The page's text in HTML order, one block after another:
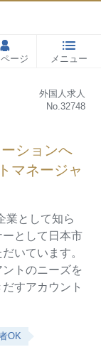
ージ メニュー
外国人求人
No.32748
ションへ
マネージャ
業として知ら
として日本市
いています。
トのニーズを
すアカウント
OK